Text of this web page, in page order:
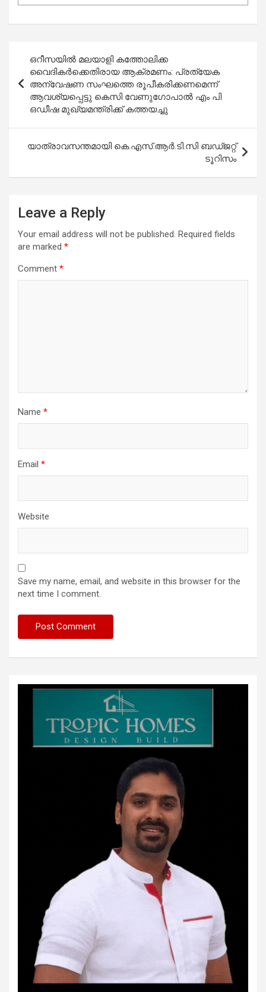
navigation
ഒറീസയിൽ മലയാളി കത്തോലിക്ക
വൈദികർക്കെതിരായ ആക്രമണം: പ്രത്യേക
അന്വേഷണ സംഘത്തെ രൂപീകരിക്കണമെന്ന്
ആവശ്യപ്പെട്ടു കെസി വേണുഗോപാൽ എം പി
ഒഡീഷ മുഖ്യമന്ത്രിക്ക് കത്തയച്ചു
യാത്രാവസന്തമായി കെ.എസ്.ആർ.ടി.സി ബഡ്ജറ്റ്
ടൂറിസം
Leave a Reply
Your email address will not be published. Required fields
are marked *
Comment *
Name *
Email *
Website
Save my name, email, and website in this browser for the
next time I comment.